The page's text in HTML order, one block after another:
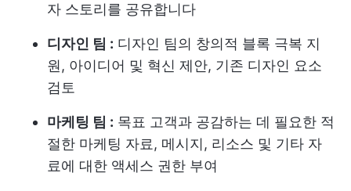
자 스토리를 공유합니다
디자인 팀 : 디자인 팀의 창의적 블록 극복 지
원, 아이디어 및 혁신 제안, 기존 디자인 요소
검토
마케팅 팀 : 목표 고객과 공감하는 데 필요한 적
절한 마케팅 자료, 메시지, 리소스 및 기타 자
료에 대한 액세스 권한 부여